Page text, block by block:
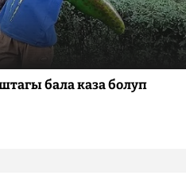
бала каза болуп